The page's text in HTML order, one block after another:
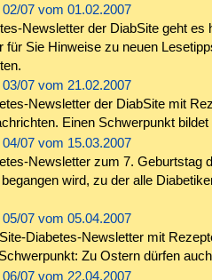
07 vom 01.02.2007
Newsletter der DiabSite geht
für Sie Hinweise zu neuen
07 vom 21.02.2007
Newsletter der DiabSite mit
Einen Schwerpunkt
07 vom 15.03.2007
Newsletter zum 7. Geburtstag
wird, zu der alle
07 vom 05.04.2007
Diabetes-Newsletter mit
Zu Ostern dürfen
07 vom 22.04.2007